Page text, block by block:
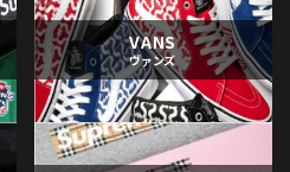
VANS
ヴァンズ